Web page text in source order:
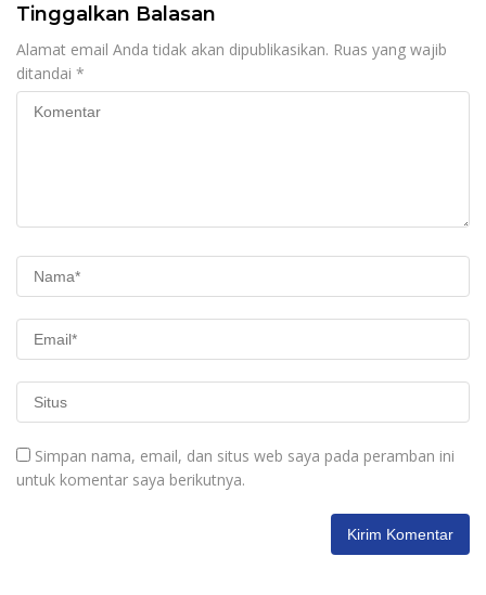
Tinggalkan Balasan
Alamat email Anda tidak akan dipublikasikan. Ruas yang wajib
ditandai *
Simpan nama, email, dan situs web saya pada peramban ini
untuk komentar saya berikutnya.